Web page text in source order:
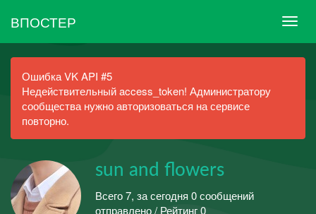
ВПОСТЕР
Ошибка VK API #5
Недействительный access_token! Администратору
сообщества нужно авторизоваться на сервисе
повторно.
sun and flowers
Всего 7, за сегодня 0 сообщений
отправлено / Рейтинг 0